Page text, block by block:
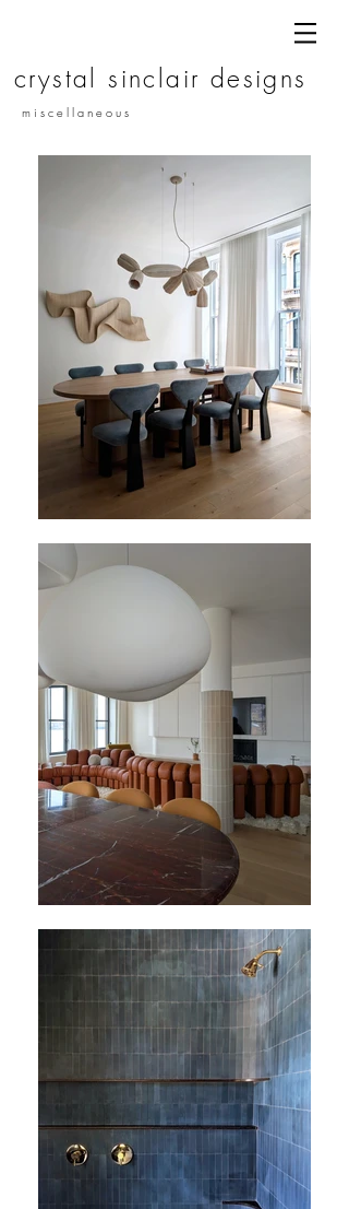
c r y s t a l s i n c l a i r d e s i g n s
m i s c e l l a n e o u s